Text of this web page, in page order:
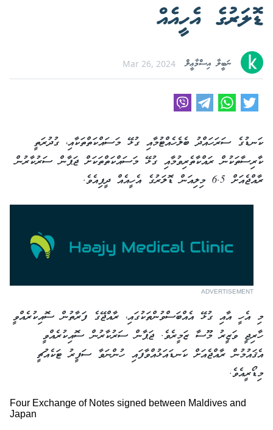
ޑޮލަރުގެ އެހީއެއް
ނަބީލާ އިސްމާޢީލް Mar 26, 2024
ކަނޑުގެ ސަރަހައްދު ބެލެހެއްޓުމާއި ގުޅޭ މަސައްކަތްތަކާއި، ގުދުރަތީ
ކާރިސާތަކުން ރައްކާތެރިވުމާއި ގުޅޭ މަސައްކަތްތަކަށް ޖަޕާން ސަރުކާރުން
ރާއްޖެއަށް 6.5 މިލިއަން ޑޮލަރުގެ އެހީއެއް ދީފިއެވެ.
ADVERTISEMENT
މި އެހީ އާއި ގުޅޭ އެއްބަސްވުންތަކުގައި، ރާއްޖޭގެ ފަރާތުން ސޮއިކުރެއްވީ
ހާރިޖީ ވަޒީރު މޫސާ ޒަމީރެވެ. ޖަޕާން ސަރުކާރުން ސޮއިކުރެއްވީ
އެޤައުމުން ރާއްޖެއަށް ކަނޑައަޅުއްވާފައި ހުންނަވާ ސަފީރު ޓަކެއުޗީ
މިޑޯރީއެވެ.
Four Exchange of Notes signed between Maldives and
Japan